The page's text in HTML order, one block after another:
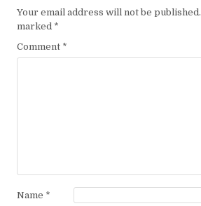
Your email address will not be published.
marked *
Comment *
Name *